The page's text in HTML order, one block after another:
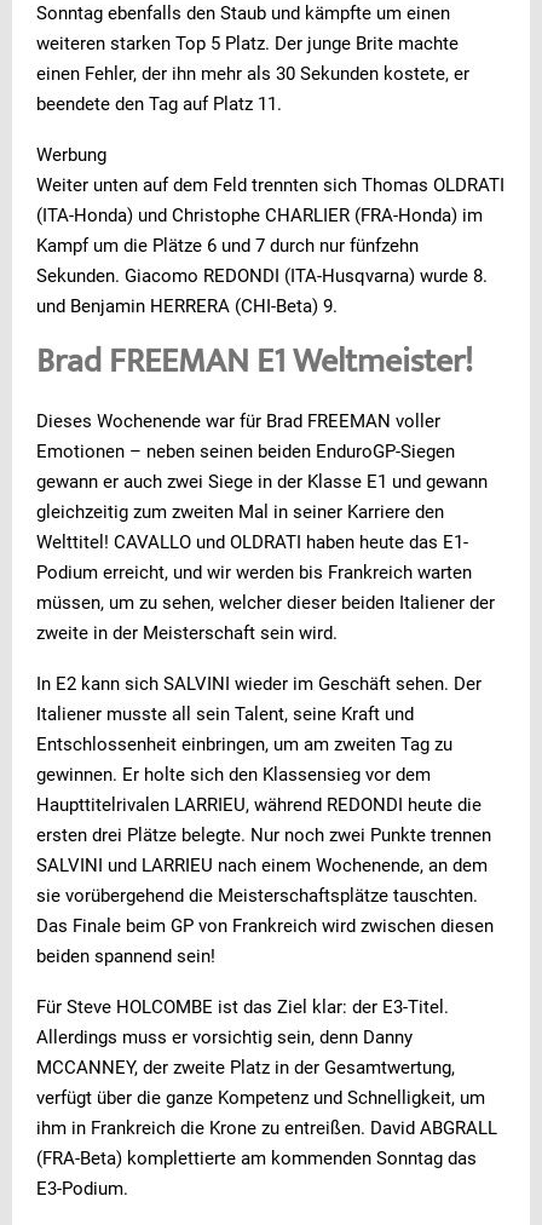
Sonntag ebenfalls den Staub und kämpfte um einen
weiteren starken Top 5 Platz. Der junge Brite machte
einen Fehler, der ihn mehr als 30 Sekunden kostete, er
beendete den Tag auf Platz 11.
Werbung
Weiter unten auf dem Feld trennten sich Thomas OLDRATI
(ITA-Honda) und Christophe CHARLIER (FRA-Honda) im
Kampf um die Plätze 6 und 7 durch nur fünfzehn
Sekunden. Giacomo REDONDI (ITA-Husqvarna) wurde 8.
und Benjamin HERRERA (CHI-Beta) 9.
Brad FREEMAN E1 Weltmeister!
Dieses Wochenende war für Brad FREEMAN voller
Emotionen – neben seinen beiden EnduroGP-Siegen
gewann er auch zwei Siege in der Klasse E1 und gewann
gleichzeitig zum zweiten Mal in seiner Karriere den
Welttitel! CAVALLO und OLDRATI haben heute das E1-
Podium erreicht, und wir werden bis Frankreich warten
müssen, um zu sehen, welcher dieser beiden Italiener der
zweite in der Meisterschaft sein wird.
In E2 kann sich SALVINI wieder im Geschäft sehen. Der
Italiener musste all sein Talent, seine Kraft und
Entschlossenheit einbringen, um am zweiten Tag zu
gewinnen. Er holte sich den Klassensieg vor dem
Haupttitelrivalen LARRIEU, während REDONDI heute die
ersten drei Plätze belegte. Nur noch zwei Punkte trennen
SALVINI und LARRIEU nach einem Wochenende, an dem
sie vorübergehend die Meisterschaftsplätze tauschten.
Das Finale beim GP von Frankreich wird zwischen diesen
beiden spannend sein!
Für Steve HOLCOMBE ist das Ziel klar: der E3-Titel.
Allerdings muss er vorsichtig sein, denn Danny
MCCANNEY, der zweite Platz in der Gesamtwertung,
verfügt über die ganze Kompetenz und Schnelligkeit, um
ihm in Frankreich die Krone zu entreißen. David ABGRALL
(FRA-Beta) komplettierte am kommenden Sonntag das
E3-Podium.